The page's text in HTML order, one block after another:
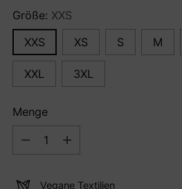
Größe: XXS
XXS
XS S M
XXL 3XL
Menge
Menge
Vegane Textilien